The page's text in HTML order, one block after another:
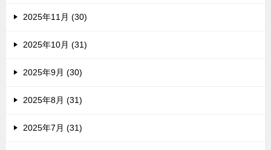
2025年11月 (30)
2025年10月 (31)
2025年9月 (30)
2025年8月 (31)
2025年7月 (31)